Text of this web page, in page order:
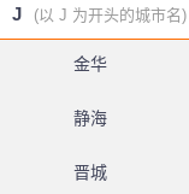
J (以 J 为开头的城市名)
金华
静海
晋城